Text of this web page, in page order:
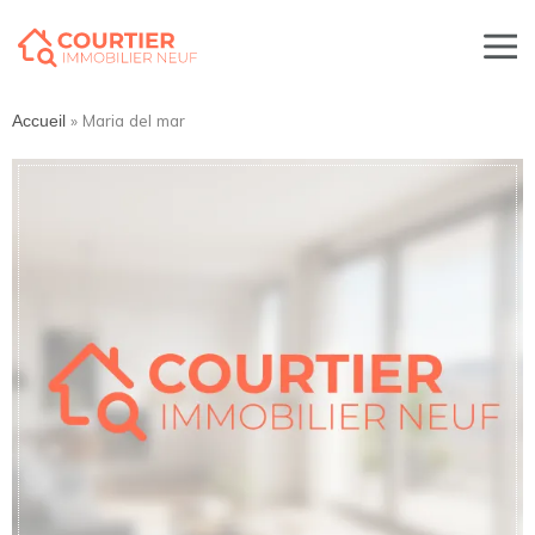
Accueil » Maria del mar